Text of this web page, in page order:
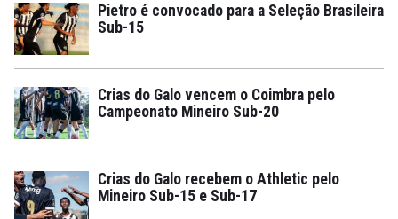
Pietro é convocado para a Seleção Brasileira
Sub-15
Crias do Galo vencem o Coimbra pelo
Campeonato Mineiro Sub-20
Crias do Galo recebem o Athletic pelo
Mineiro Sub-15 e Sub-17